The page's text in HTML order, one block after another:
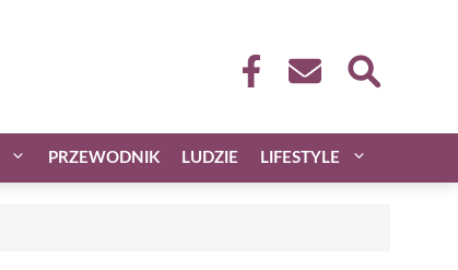
PRZEWODNIK LUDZIE LIFESTYLE